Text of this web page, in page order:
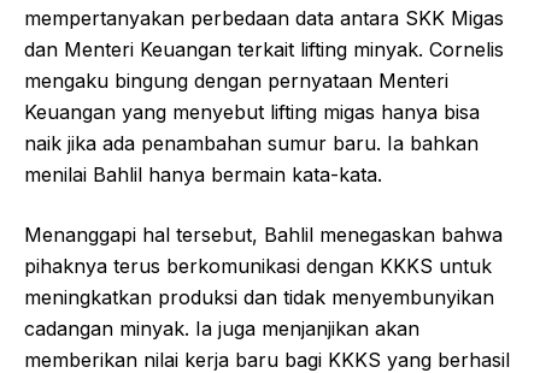
mempertanyakan perbedaan data antara SKK Migas
dan Menteri Keuangan terkait lifting minyak. Cornelis
mengaku bingung dengan pernyataan Menteri
Keuangan yang menyebut lifting migas hanya bisa
naik jika ada penambahan sumur baru. Ia bahkan
menilai Bahlil hanya bermain kata-kata.
Menanggapi hal tersebut, Bahlil menegaskan bahwa
pihaknya terus berkomunikasi dengan KKKS untuk
meningkatkan produksi dan tidak menyembunyikan
cadangan minyak. Ia juga menjanjikan akan
memberikan nilai kerja baru bagi KKKS yang berhasil